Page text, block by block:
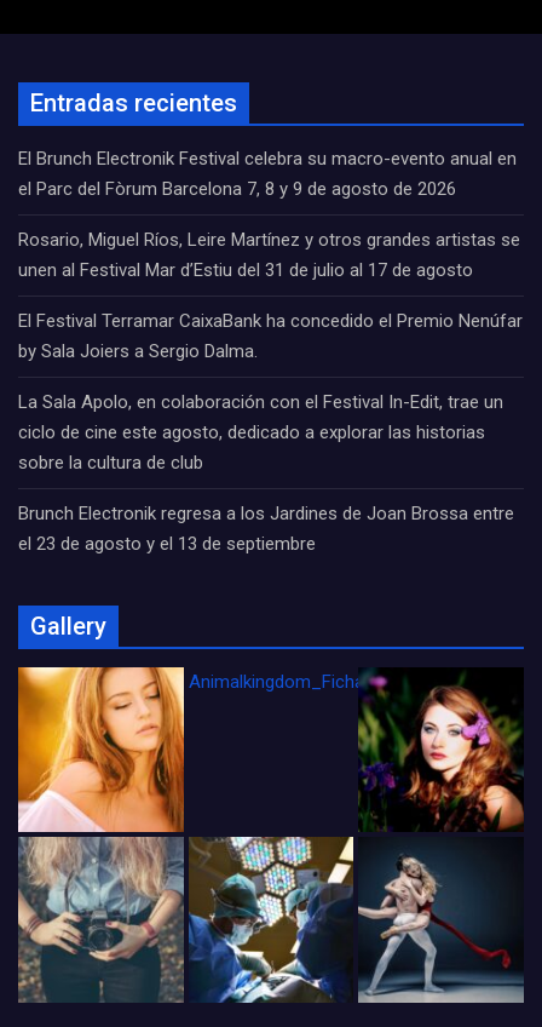
Entradas recientes
El Brunch Electronik Festival celebra su macro-evento anual en
el Parc del Fòrum Barcelona 7, 8 y 9 de agosto de 2026
Rosario, Miguel Ríos, Leire Martínez y otros grandes artistas se
unen al Festival Mar d’Estiu del 31 de julio al 17 de agosto
El Festival Terramar CaixaBank ha concedido el Premio Nenúfar
by Sala Joiers a Sergio Dalma.
La Sala Apolo, en colaboración con el Festival In-Edit, trae un
ciclo de cine este agosto, dedicado a explorar las historias
sobre la cultura de club
Brunch Electronik regresa a los Jardines de Joan Brossa entre
el 23 de agosto y el 13 de septiembre
Gallery
Animalkingdom_FichaCine